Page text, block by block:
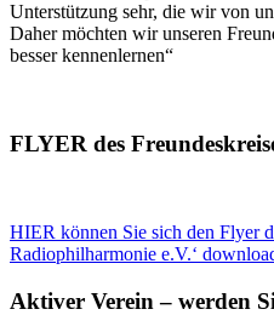
Unterstützung sehr, die wir von
Daher möchten wir unseren
besser kennenlernen“
FLYER des
HIER können Sie sich den Flyer
Radiophilharmonie e.V.‘
Aktiver Verein – werden